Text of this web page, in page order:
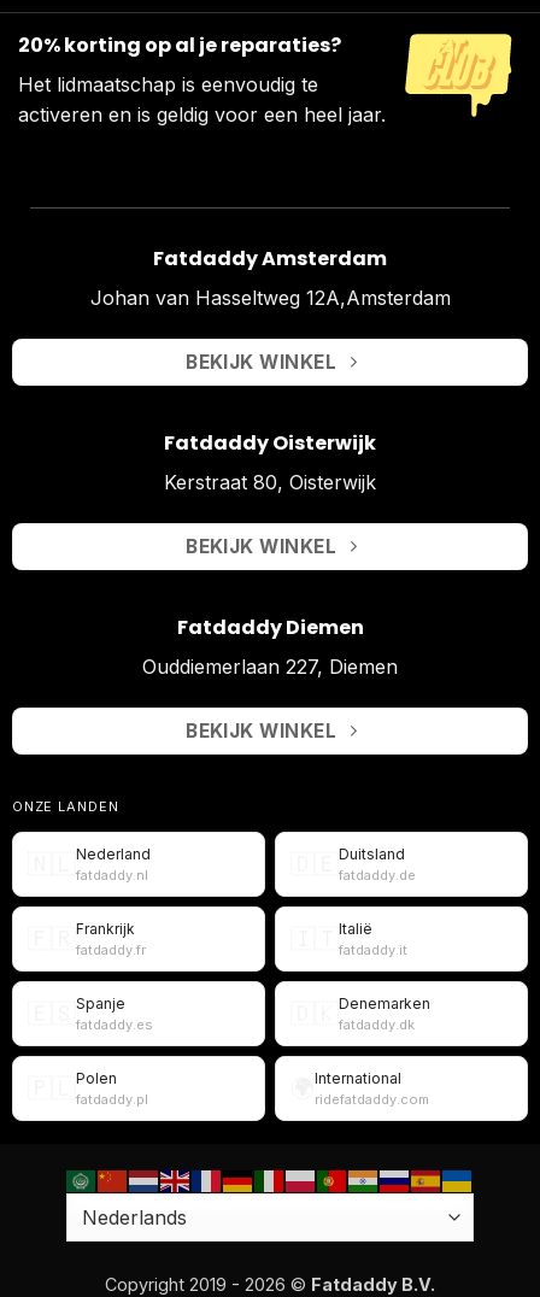
20% korting op al je reparaties?
Het lidmaatschap is eenvoudig te
activeren en is geldig voor een heel jaar.
Fatdaddy Amsterdam
Johan van Hasseltweg 12A,Amsterdam
BEKIJK WINKEL
Fatdaddy Oisterwijk
Kerstraat 80, Oisterwijk
BEKIJK WINKEL
Fatdaddy Diemen
Ouddiemerlaan 227, Diemen
BEKIJK WINKEL
ONZE LANDEN
Nederland
fatdaddy.nl
Duitsland
fatdaddy.de
Frankrijk
fatdaddy.fr
Italië
fatdaddy.it
Spanje
fatdaddy.es
Denemarken
fatdaddy.dk
Polen
fatdaddy.pl
International
ridefatdaddy.com
Copyright 2019 - 2026 © Fatdaddy B.V.